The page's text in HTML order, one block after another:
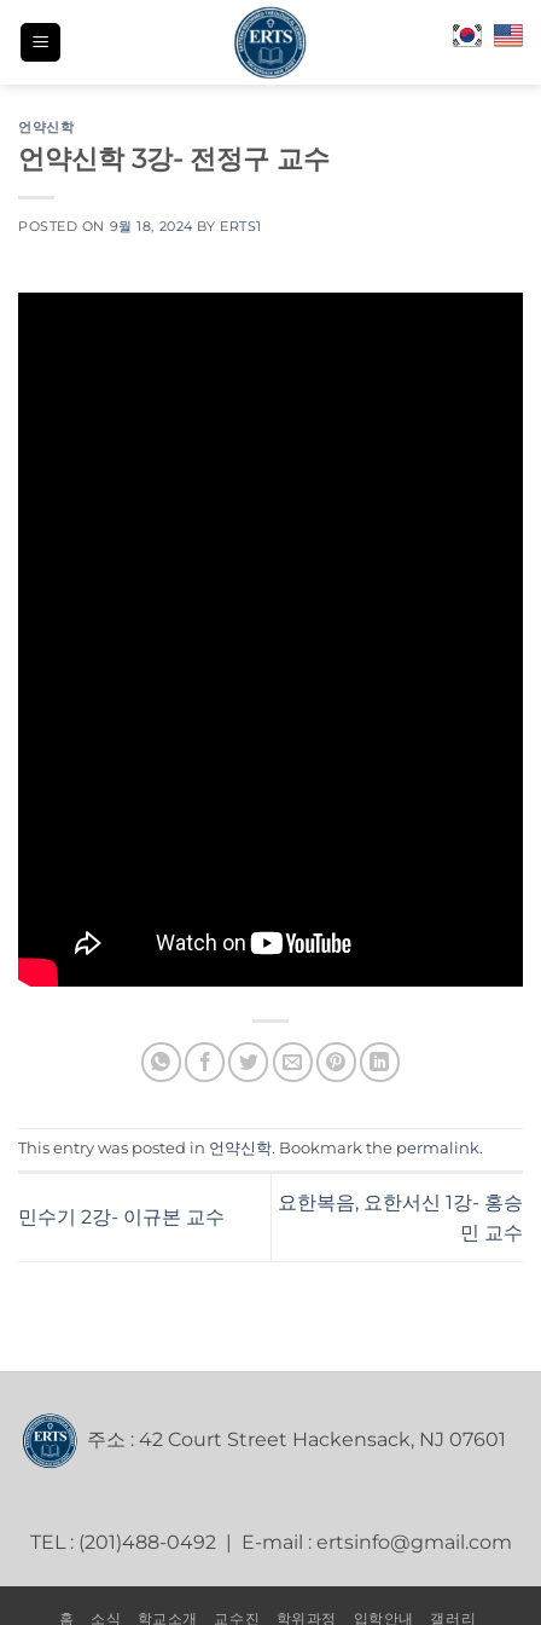
언약신학
언약신학 3강- 전정구 교수
POSTED ON 9월 18, 2024 BY ERTS1
This entry was posted in 언약신학. Bookmark the permalink.
민수기 2강- 이규본 교수
요한복음, 요한서신 1강- 홍승
민 교수
주소 : 42 Court Street Hackensack, NJ 07601
TEL : (201)488-0492 | E-mail : ertsinfo@gmail.com
홈 소식 학교소개 교수진 학위과정 입학안내 갤러리